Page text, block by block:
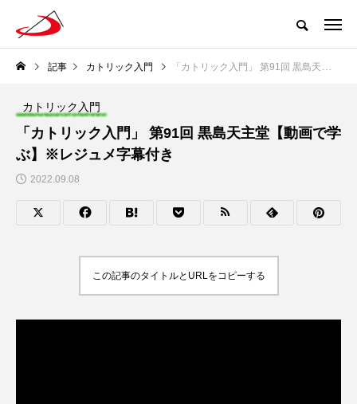
記事 カトリック入門 「カトリック入門」 第91回 黒島天主堂【動画で学ぶ】※レジュメ字幕付き
カトリック入門
「カトリック入門」 第91回 黒島天主堂【動画で学
ぶ】※レジュメ字幕付き
2022.09.08
この記事のタイトルとURLをコピーする